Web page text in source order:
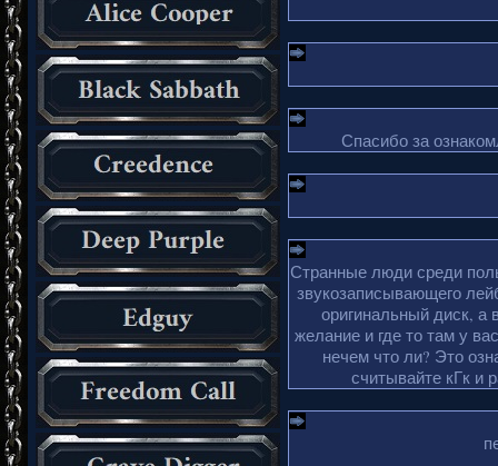
Спасибо за
Странные люди среди
звукозаписывающего
оригинальный диск, а
желание и где то там у
нечем что ли? Это
считывайте кГк и